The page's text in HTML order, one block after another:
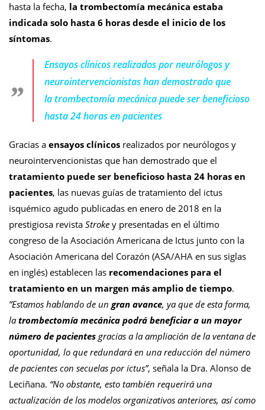
hasta la fecha, la trombectomía mecánica estaba
indicada solo hasta 6 horas desde el inicio de los
síntomas.
Ensayos clínicos realizados por neurólogos y
neurointervencionistas han demostrado que
la trombectomía mecánica puede ser beneficioso
hasta 24 horas en pacientes
Gracias a ensayos clínicos realizados por neurólogos y
neurointervencionistas que han demostrado que el
tratamiento puede ser beneficioso hasta 24 horas en
pacientes, las nuevas guías de tratamiento del ictus
isquémico agudo publicadas en enero de 2018 en la
prestigiosa revista Stroke y presentadas en el último
congreso de la Asociación Americana de Ictus junto con la
Asociación Americana del Corazón (ASA/AHA en sus siglas
en inglés) establecen las recomendaciones para el
tratamiento en un margen más amplio de tiempo.
”Estamos hablando de un gran avance, ya que de esta forma,
latrombectomía mecánica podrá beneficiar a un mayor
número de pacientes gracias a la ampliación de la ventana de
oportunidad, lo que redundará en una reducción del número
de pacientes con secuelas por ictus”, señala la Dra. Alonso de
Leciñana. “No obstante, esto también requerirá una
actualización de los modelos organizativos anteriores, así como